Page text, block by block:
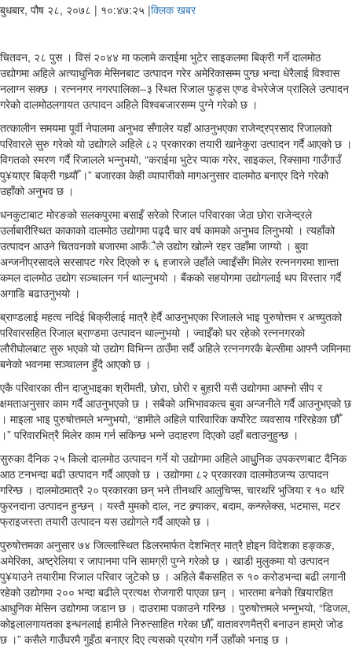
बुधबार, पौष २८, २०७८ | १०:४७:२५ |क्लिक खबर
चितवन, २८ पुस । विसं २०४४ मा फलामे कराईमा भुटेर साइकलमा बिक्री गर्ने दालमोठ
उद्योगमा अहिले अत्याधुनिक मेसिनबाट उत्पादन गरेर अमेरिकासम्म पुग्छ भन्दा धेरैलाई विश्वास
नलाग्न सक्छ । रत्ननगर नगरपालिका–३ स्थित रिजाल फुड्स एण्ड वेभरेजेज प्रालिले उत्पादन
गरेको दालमोठलगायत उत्पादन अहिले विश्वबजारसम्म पुग्ने गरेको छ ।
तत्कालीन समयमा पूर्वी नेपालमा अनुभव सँगालेर यहाँ आउनुभएका राजेन्द्रप्रसाद रिजालको
परिवारले सुरु गरेको यो उद्योगले अहिले ८२ प्रकारका तयारी खानेकुरा उत्पादन गर्दै आएको छ ।
विगतको स्मरण गर्दै रिजालले भन्नुभयो, “कराईमा भुटेर प्याक गरेर, साइकल, रिक्सामा गाउँगाउँ
पु¥याएर बिक्री गथ्र्यौँ ।” बजारका केही व्यापारीको मागअनुसार दालमोठ बनाएर दिने गरेको
उहाँको अनुभव छ ।
धनकुटाबाट मोरङको सलकपुरमा बसाइँ सरेको रिजाल परिवारका जेठा छोरा राजेन्द्रले
उर्लाबारीस्थित काकाको दालमोठ उद्योगमा पढ्दै चार वर्ष कामको अनुभव लिनुभयो । त्यहाँको
उत्पादन आउने चितवनको बजारमा आफँैले उद्योग खोल्ने रहर उहाँमा जाग्यो । बुवा
अन्जनीप्रसादले सरसापट गरेर दिएको रु ६ हजारले उहाँले ज्वाइँसँग मिलेर रत्ननगरमा शान्ता
कमल दालमोठ उद्योग सञ्चालन गर्न थाल्नुभयो । बैंकको सहयोगमा उद्योगलाई थप विस्तार गर्दै
अगाडि बढाउनुभयो ।
ब्राण्डलाई महत्व नदिई बिक्रीलाई मात्रै हेर्दै आउनुभएका रिजालले भाइ पुरुषोत्तम र अच्युतको
परिवारसहित रिजाल ब्राण्डमा उत्पादन थाल्नुभयो । ज्वाइँको घर रहेको रत्ननगरको
लौरीघोलबाट सुरु भएको यो उद्योग विभिन्न ठाउँमा सर्दै अहिले रत्ननगरकै बेल्सीमा आफ्नै जमिनमा
बनेको भवनमा सञ्चालन हुँदै आएको छ ।
एकै परिवारका तीन दाजुभाइका श्रीमती, छोरा, छोरी र बुहारी यसै उद्योगमा आफ्नो सीप र
क्षमताअनुसार काम गर्दै आउनुभएको छ । सबैको अभिभावकत्व बुवा अन्जनीले गर्दै आउनुभएको छ
। माइला भाइ पुरुषोत्तमले भन्नुभयो, “हामीले अहिले पारिवारिक कर्पोरेट व्यवसाय गरिरहेका छौँ
।” परिवारभित्रै मिलेर काम गर्न सकिन्छ भन्ने उदाहरण दिएको उहाँ बताउनुहुन्छ ।
सुरुका दैनिक २५ किलो दालमोठ उत्पादन गर्ने यो उद्योगमा अहिले आधुुनिक उपकरणबाट दैनिक
आठ टनभन्दा बढी उत्पादन गर्दै आएको छ । उद्योगमा ८२ प्रकारका दालमोठजन्य उत्पादन
गरिन्छ । दालमोठमात्रै २० प्रकारका छन् भने तीनथरि आलुचिप्स, चारथरि भुजिया र १० थरि
फुरनदाना उत्पादन हुन्छन् । यस्तै मुमको दाल, नट क्र्याकर, बदाम, कन्फ्लेक्स, भटमास, मटर
फ्राइजस्ता तयारी उत्पादन यस उद्योगले गर्दै आएको छ ।
पुरुषोत्तमका अनुसार ७४ जिल्लास्थित डिलरमार्फत देशभित्र मात्रै होइन विदेशका हङ्कङ,
अमेरिका, अष्ट्रेलिया र जापानमा पनि सामग्री पुग्ने गरेको छ । खाडी मुलुकमा यो उत्पादन
पु¥याउने तयारीमा रिजाल परिवार जुटेको छ । अहिले बैंकसहित रु १० करोडभन्दा बढी लगानी
रहेको उद्योगमा २०० भन्दा बढीले प्रत्यक्ष रोजगारी पाएका छन् । भारतमा बनेको खियारहित
आधुनिक मेसिन उद्योगमा जडान छ । दाउरामा पकाउने गरिन्छ । पुरुषोत्तमले भन्नुभयो, “डिजल,
कोइलालगायतका इन्धनलाई हामीले निरुत्साहित गरेका छौँ, वातावरणमैत्री बनाउन हाम्रो जोड
छ ।” कसैले गाउँघरमै गुइँठा बनाएर दिए त्यसको प्रयोग गर्ने उहाँको भनाइ छ ।